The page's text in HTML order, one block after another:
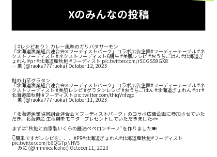
Xのみんなの投稿
〈#レシピあり 〉カレー風味のガリバタサーモン
「北海道漁業組合連合会✕フーディストパーク」コラボ広告企画#フーディーテーブル#ネ
クストフーディスト#ネクストフーディスト6期生#美肌レシピ#おうちごはん#北海道ぎ
ょれん#pr#北海道産秋鮭#フーディスト pic.twitter.com/rSCGSS9GX8
— 薫 (@ruoka777ruoka)October 12, 2023
鮭の山芋グラタン
「北海道漁業組合連合会✕フーディストパーク」コラボ広告企画#フーディーテーブル#ネ
クストフーディスト#美肌レシピ#グラタンレシピ#おうちごはん#北海道ぎょれん#pr#
北海道産秋鮭#フーディストpic.twitter.com/thiqVnfzgq
— 薫 (@ruoka777ruoka)October 11, 2023
「北海道漁業協同組合連合会×フーディストパーク」のコラボ広告企画に参加させていた
だき、北海道産 生秋鮭をモニタープレゼントしていただきました🐟
まずは“秋鮭と自家製いくらの醤油ペペロンチーノ”を作りました🍽️
👇簡単ですがレシピを、、、 #PR#北海道ぎょれん#北海道産秋鮭#フーディスト
pic.twitter.com/b6QG7pNHV5
— みに (@minniealcohol)October 11, 2023